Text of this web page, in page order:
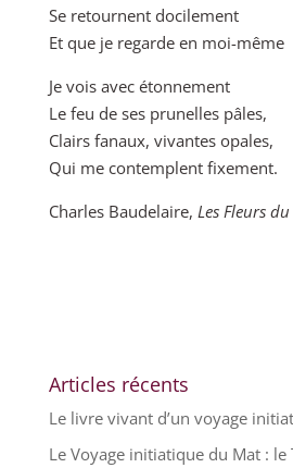
Se retournent docilement
Et que je regarde en moi-même
Je vois avec étonnement
Le feu de ses prunelles pâles,
Clairs fanaux, vivantes opales,
Qui me contemplent fixement.
Charles Baudelaire, Les Fleurs
Articles récents
Le livre vivant d’un voyage
Le Voyage initiatique du Mat :